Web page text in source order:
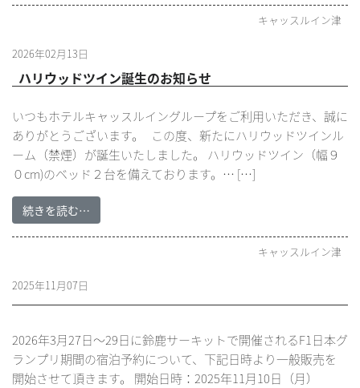
キャッスルイン津
2026年02月13日
ハリウッドツイン誕生のお知らせ
いつもホテルキャッスルイングループをご利用いただき、誠に
ありがとうございます。 この度、新たにハリウッドツインル
ーム（禁煙）が誕生いたしました。 ハリウッドツイン（幅９
０cm)のベッド２台を備えております。… […]
続きを読む…
キャッスルイン津
2025年11月07日
2026年3月27日～29日に鈴鹿サーキットで開催されるF1日本グ
ランプリ期間の宿泊予約について、下記日時より一般販売を
開始させて頂きます。 開始日時：2025年11月10日（月）